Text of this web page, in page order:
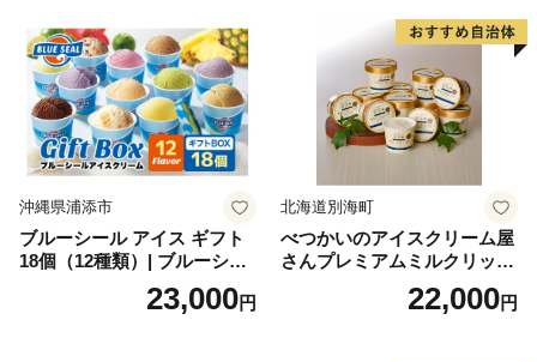
沖縄県浦添市
ブルーシール アイス ギフト
18個（12種類）| ブルーシー
ルアイス ブルーシールアイ
スクリーム 着日指定可能 送
23,000円
北海道別海町
べつかいのアイスクリーム屋
さんプレミアムミルクリッチ
12個（AP-01）（ 北海道アイ
ス 北海道産アイス アイス ア
22,000円